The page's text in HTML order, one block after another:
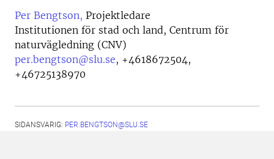
Per Bengtson, Projektledare
Institutionen för stad och land, Centrum för
naturvägledning (CNV)
per.bengtson@slu.se, +4618672504,
+46725138970
SIDANSVARIG: PER.BENGTSON@SLU.SE